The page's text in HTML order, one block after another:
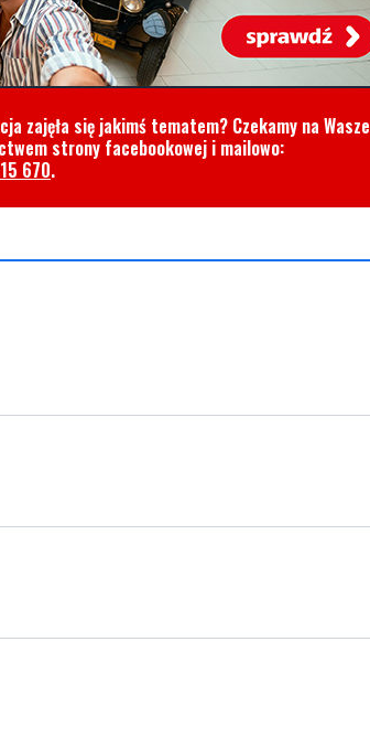
zajęła się jakimś tematem? Czekamy na Wasze
strony facebookowej i mailowo:
670.